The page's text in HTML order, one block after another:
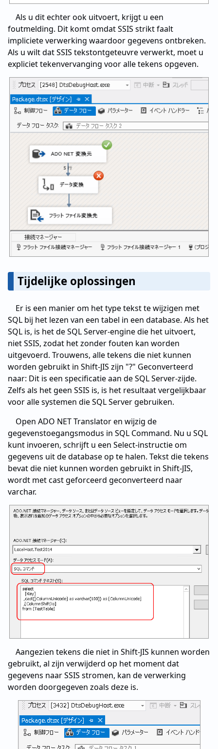
Als u dit echter ook uitvoert, krijgt u een
foutmelding. Dit komt omdat SSIS strikt faalt
impliciete verwerking waardoor gegevens ontbreken.
Als u wilt dat SSIS tekstontgeteuvre verwerkt, moet u
expliciet tekenvervanging voor alle tekens opgeven.
Tijdelijke oplossingen
Er is een manier om het type tekst te wijzigen met
SQL bij het lezen van een tabel in een database. Als het
SQL is, is het de SQL Server-engine die het uitvoert,
niet SSIS, zodat het zonder fouten kan worden
uitgevoerd. Trouwens, alle tekens die niet kunnen
worden gebruikt in Shift-JIS zijn "?" Geconverteerd
naar: Dit is een specificatie aan de SQL Server-zijde.
Zelfs als het geen SSIS is, is het resultaat vergelijkbaar
voor alle systemen die SQL Server gebruiken.
Open ADO NET Translator en wijzig de
gegevenstoegangsmodus in SQL Command. Nu u SQL
kunt invoeren, schrijft u een Select-instructie om
gegevens uit de database op te halen. Tekst die tekens
bevat die niet kunnen worden gebruikt in Shift-JIS,
wordt met cast geforceerd geconverteerd naar
varchar.
Aangezien tekens die niet in Shift-JIS kunnen worden
gebruikt, al zijn verwijderd op het moment dat
gegevens naar SSIS stromen, kan de verwerking
worden doorgegeven zoals deze is.